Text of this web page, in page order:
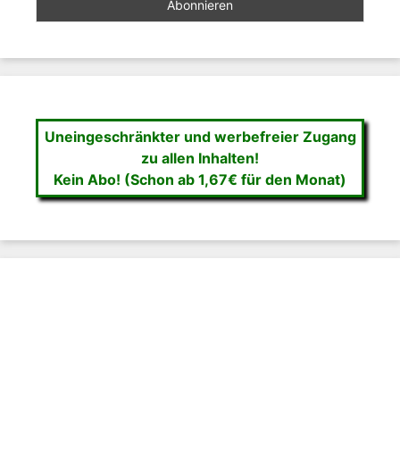
Uneingeschränkter und werbefreier Zugang
zu allen Inhalten!
Kein Abo! (Schon ab 1,67€ für den Monat)